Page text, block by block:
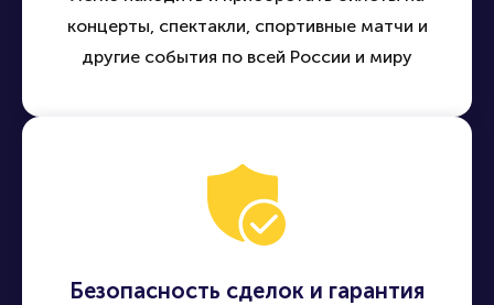
концерты, спектакли, спортивные матчи и
другие события по всей России и миру
Безопасность сделок и гарантия